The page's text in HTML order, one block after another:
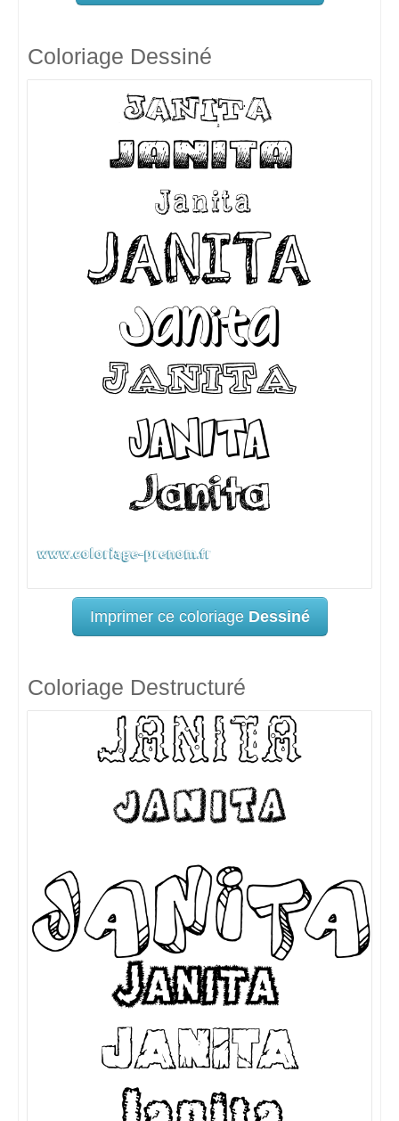
Coloriage Dessiné
Imprimer ce coloriage Dessiné
Coloriage Destructuré